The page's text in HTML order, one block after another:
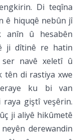
Di teqîna
ê hiquqê nebûn jî
anîn û hesabên
ji dîtinê re hatin
navê xeletî û
tên di rastiya xwe
ku bi van
giştî veşêrin.
ji aliyê hikûmetê
derewandin